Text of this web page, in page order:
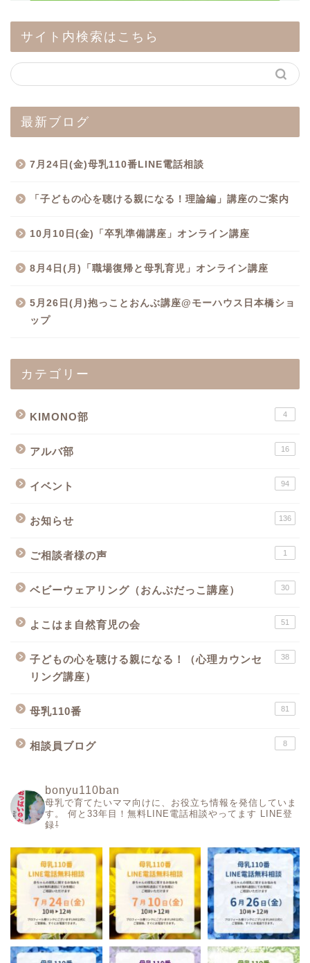
サイト内検索はこちら
最新ブログ
7月24日(金)母乳110番LINE電話相談
「子どもの心を聴ける親になる！理論編」講座のご案内
10月10日(金)「卒乳準備講座」オンライン講座
8月4日(月)「職場復帰と母乳育児」オンライン講座
5月26日(月)抱っことおんぶ講座@モーハウス日本橋ショ
ップ
カテゴリー
KIMONO部 4
アルバ部 16
イベント 94
お知らせ 136
ご相談者様の声 1
ベビーウェアリング（おんぶだっこ講座） 30
よこはま自然育児の会 51
子どもの心を聴ける親になる！（心理カウンセ
リング講座）
38
母乳110番 81
相談員ブログ 8
bonyu110ban
母乳で育てたいママ向けに、お役立ち情報を発信していま
す。
何と33年目！無料LINE電話相談やってます LINE登
録⇩